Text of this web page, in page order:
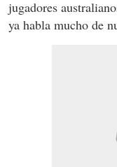
jugadores
ya habla mucho de